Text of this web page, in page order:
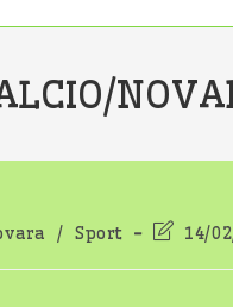
/ Sport
Ultima
14/